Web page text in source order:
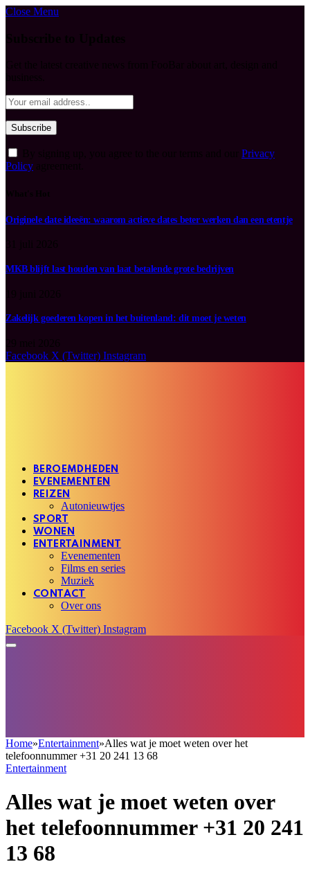
Close Menu
Privacy
Policy
Originele date ideeën: waarom actieve dates beter werken dan een etentje
MKB blijft last houden van laat betalende grote bedrijven
Zakelijk goederen kopen in het buitenland: dit moet je weten
Facebook X (Twitter) Instagram
BEROEMDHEDEN
EVENEMENTEN
REIZEN
Autonieuwtjes
SPORT
WONEN
ENTERTAINMENT
Evenementen
Films en series
Muziek
CONTACT
Over ons
Facebook X (Twitter) Instagram
Home»Entertainment»Alles wat je moet weten over het
telefoonnummer +31 20 241 13 68
Entertainment
Alles wat je moet weten over
het telefoonnummer +31 20 241
13 68